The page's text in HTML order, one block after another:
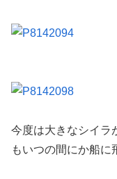
今度は大きなシイラ
もいつの間にか船に